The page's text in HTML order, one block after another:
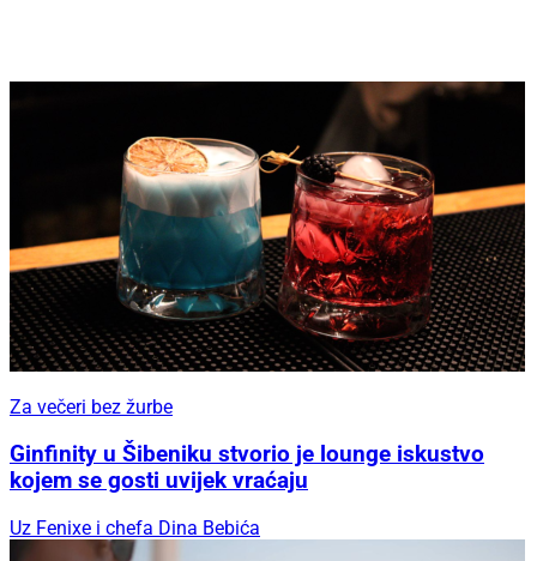
Za večeri bez žurbe
Ginfinity u Šibeniku stvorio je lounge iskustvo
kojem se gosti uvijek vraćaju
Uz Fenixe i chefa Dina Bebića